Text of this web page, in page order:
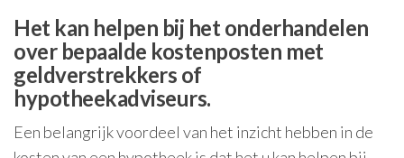
Het kan helpen bij het onderhandelen
over bepaalde kostenposten met
geldverstrekkers of
hypotheekadviseurs.
Een belangrijk voordeel van het inzicht hebben in de